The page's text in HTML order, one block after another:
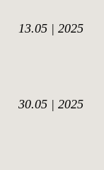
13.05 | 2025
30.05 | 2025